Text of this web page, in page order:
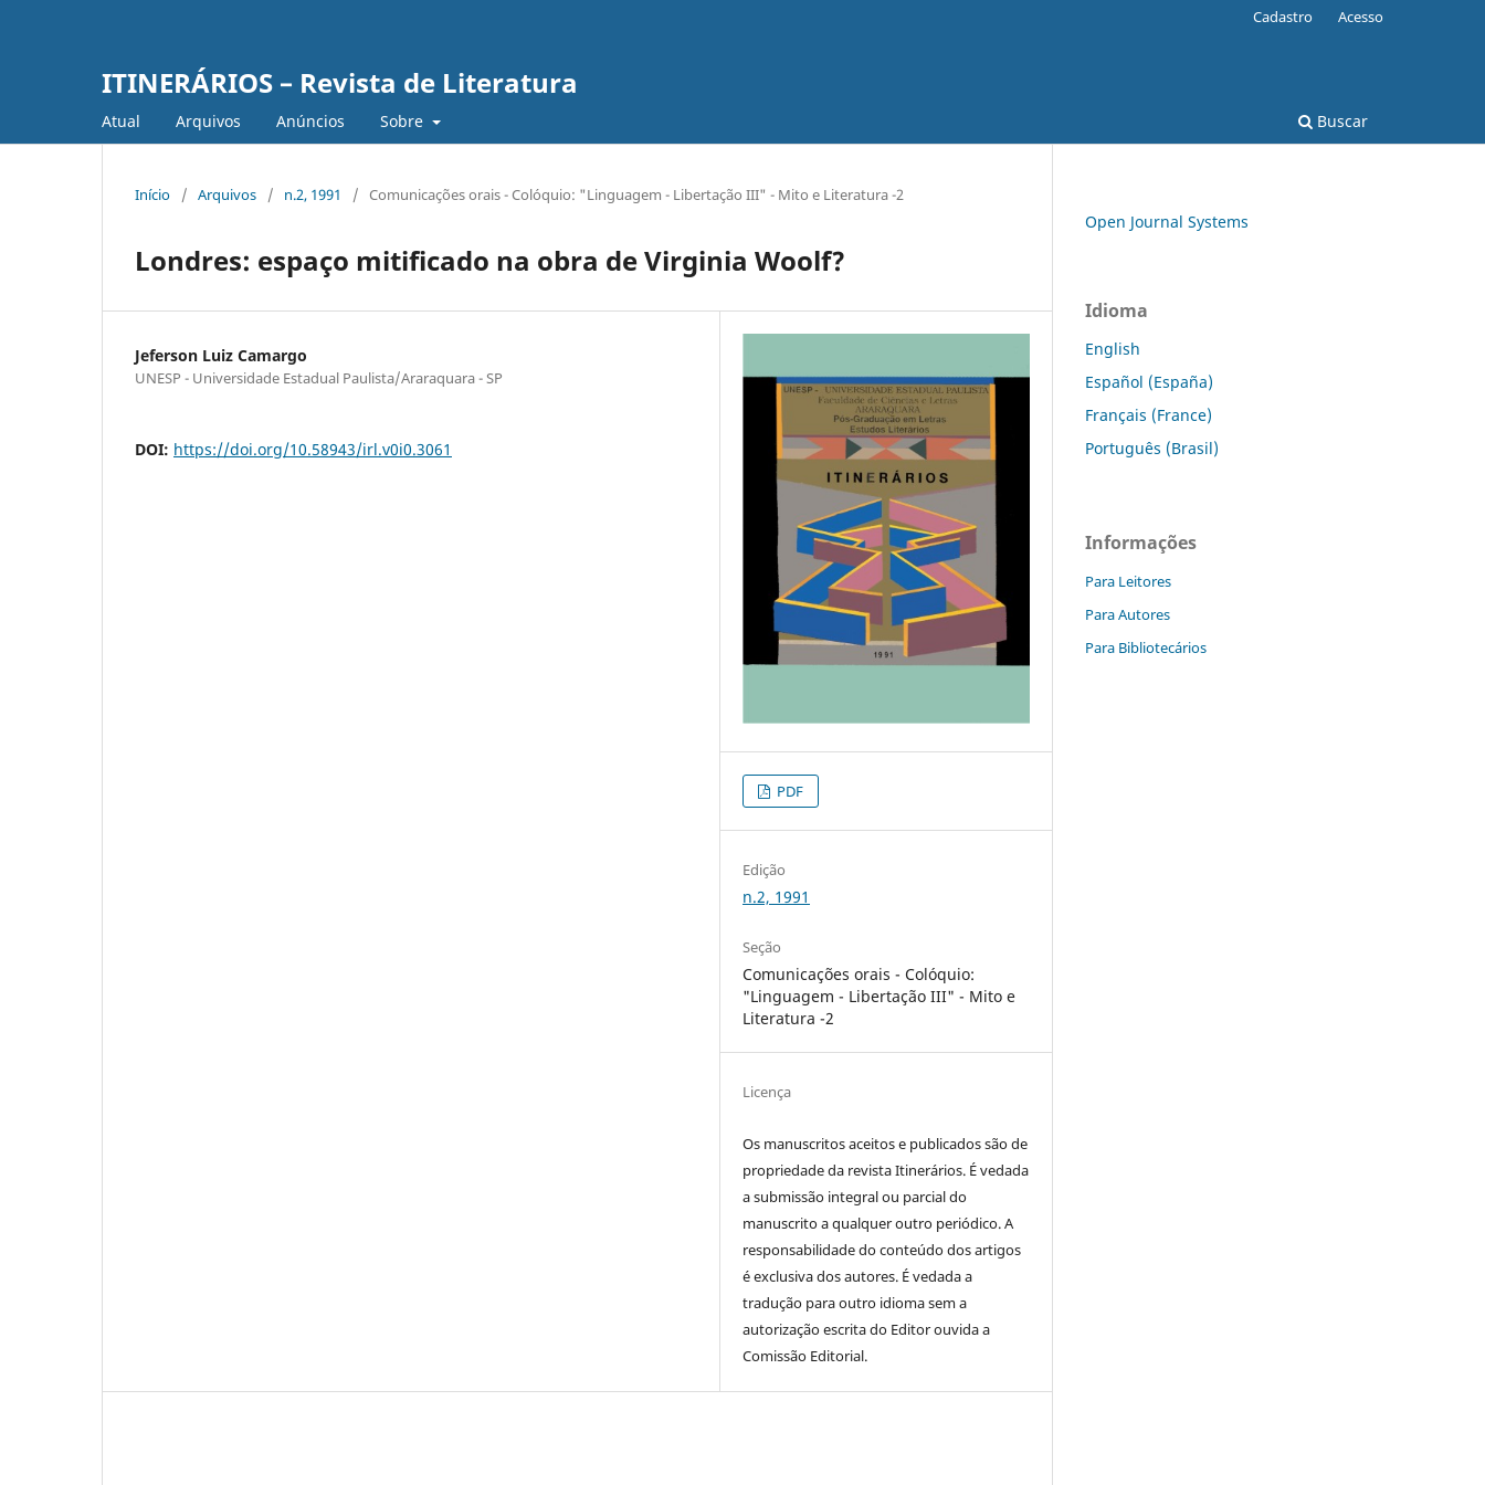
ITINERÁRIOS – Revista de Literatura
Atual Arquivos Anúncios Sobre Buscar
Cadastro Acesso
Início / Arquivos / n.2, 1991 / Comunicações orais - Colóquio: "Linguagem - Libertação III" - Mito e Literatura -2
Londres: espaço mitificado na obra de Virginia Woolf?
Jeferson Luiz Camargo
UNESP - Universidade Estadual Paulista/Araraquara - SP
DOI: https://doi.org/10.58943/irl.v0i0.3061
PDF
Edição
n.2, 1991
Seção
Comunicações orais - Colóquio:
"Linguagem - Libertação III" - Mito e
Literatura -2
Licença
Os manuscritos aceitos e publicados são de
propriedade da revista Itinerários. É vedada
a submissão integral ou parcial do
manuscrito a qualquer outro periódico. A
responsabilidade do conteúdo dos artigos
é exclusiva dos autores. É vedada a
tradução para outro idioma sem a
autorização escrita do Editor ouvida a
Comissão Editorial.
Open Journal Systems
Idioma
English
Español (España)
Français (France)
Português (Brasil)
Informações
Para Leitores
Para Autores
Para Bibliotecários